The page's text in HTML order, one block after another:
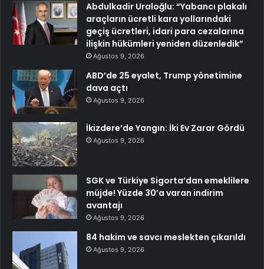
Abdulkadir Uraloğlu: “Yabancı plakalı
araçların ücretli kara yollarındaki
geçiş ücretleri, idari para cezalarına
ilişkin hükümleri yeniden düzenledik”
Ağustos 9, 2026
ABD’de 25 eyalet, Trump yönetimine
dava açtı
Ağustos 9, 2026
İkizdere’de Yangın: İki Ev Zarar Gördü
Ağustos 9, 2026
SGK ve Türkiye Sigorta’dan emeklilere
müjde! Yüzde 30’a varan indirim
avantajı
Ağustos 9, 2026
84 hakim ve savcı meslekten çıkarıldı
Ağustos 9, 2026